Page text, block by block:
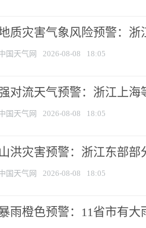
质灾害气象风险预警：
国天气网 2026-08-08 18:05
对流天气预警：浙江上海
国天气网 2026-08-08 18:05
山洪灾害预警：浙江东部
国天气网 2026-08-08 18:05
雨橙色预警：11省市有